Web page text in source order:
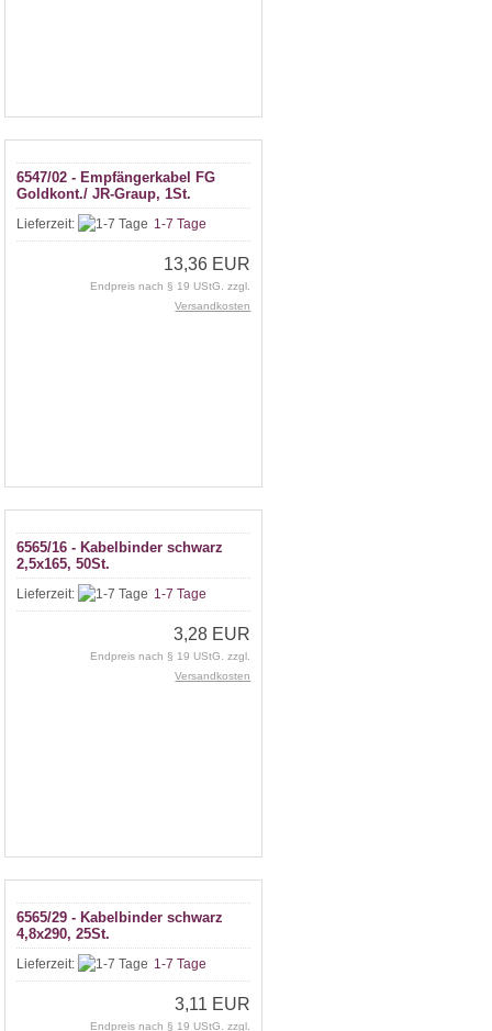
6547/02 - Empfängerkabel FG
Goldkont./ JR-Graup, 1St.
Lieferzeit: 1-7 Tage
13,36 EUR
Endpreis nach § 19 UStG. zzgl.
Versandkosten
6565/16 - Kabelbinder schwarz
2,5x165, 50St.
Lieferzeit: 1-7 Tage
3,28 EUR
Endpreis nach § 19 UStG. zzgl.
Versandkosten
6565/29 - Kabelbinder schwarz
4,8x290, 25St.
Lieferzeit: 1-7 Tage
3,11 EUR
Endpreis nach § 19 UStG. zzgl.